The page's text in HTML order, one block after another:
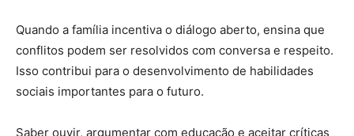
Quando a família incentiva o diálogo aberto, ensina que
conflitos podem ser resolvidos com conversa e respeito.
Isso contribui para o desenvolvimento de habilidades
sociais importantes para o futuro.
Saber ouvir, argumentar com educação e aceitar críticas